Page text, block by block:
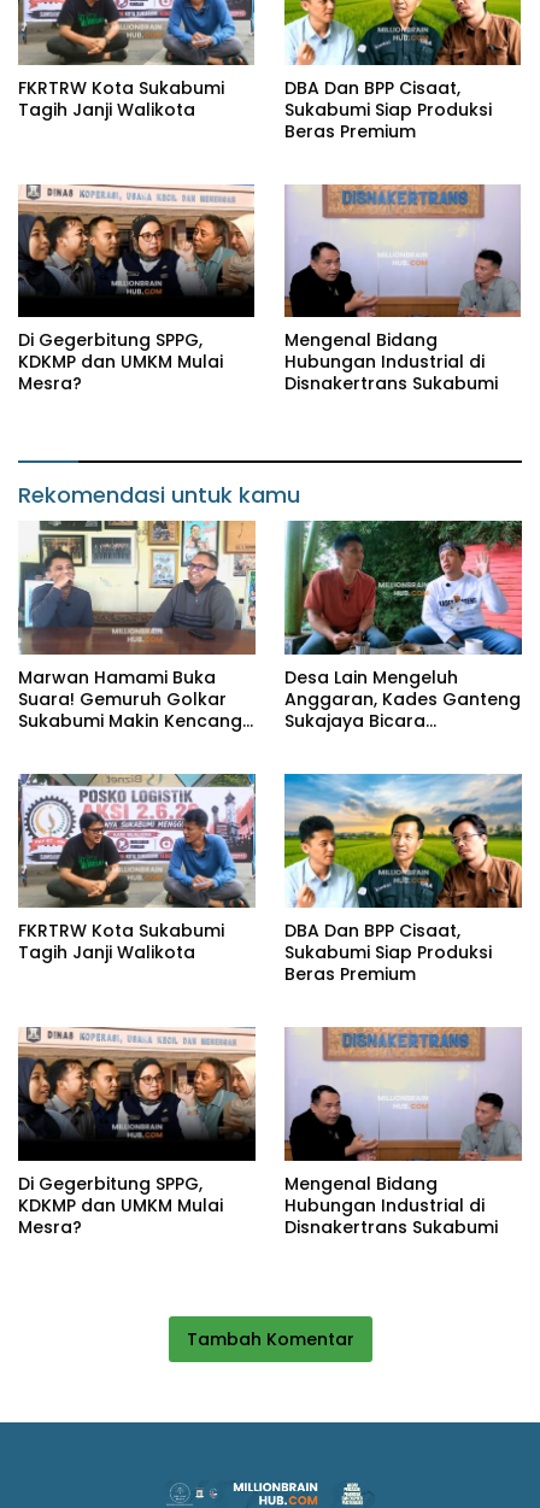
FKRTRW Kota Sukabumi
Tagih Janji Walikota
DBA Dan BPP Cisaat,
Sukabumi Siap Produksi
Beras Premium
Di Gegerbitung SPPG,
KDKMP dan UMKM Mulai
Mesra?
Mengenal Bidang
Hubungan Industrial di
Disnakertrans Sukabumi
Rekomendasi untuk kamu
Marwan Hamami Buka
Suara! Gemuruh Golkar
Sukabumi Makin Kencang,
Desa Lain Mengeluh
Anggaran, Kades Ganteng
Sukajaya Bicara
FKRTRW Kota Sukabumi
Tagih Janji Walikota
DBA Dan BPP Cisaat,
Sukabumi Siap Produksi
Beras Premium
Di Gegerbitung SPPG,
KDKMP dan UMKM Mulai
Mesra?
Mengenal Bidang
Hubungan Industrial di
Disnakertrans Sukabumi
Tambah Komentar